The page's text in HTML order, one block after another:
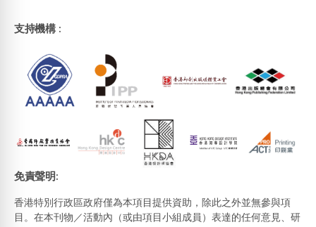
支持機構 :
免責聲明:
香港特別行政區政府僅為本項目提供資助，除此之外並無參與項
目。在本刊物／活動內（或由項目小組成員）表達的任何意見、研